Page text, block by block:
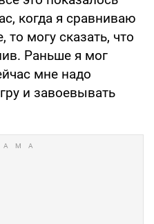
когда я сравниваю
могу сказать, что
Раньше я мог
мне надо
и завоевывать